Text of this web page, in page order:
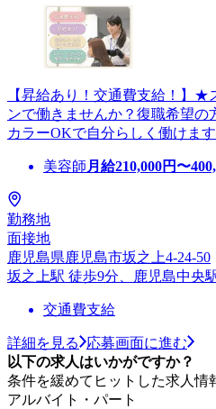
【昇給あり！交通費支給！】
ンで働きませんか？復職希望
カラーOKで自分らしく働けま
美容師 月給210,000円〜
勤務地
面接地
鹿児島県鹿児島市坂之上4-24-50
坂之上駅 徒歩9分、鹿児島中央
交通費支給
詳細を見る
応募画面に進む
以下の求人はいかがですか？
条件を緩めてヒットした求人情
アルバイト・パート